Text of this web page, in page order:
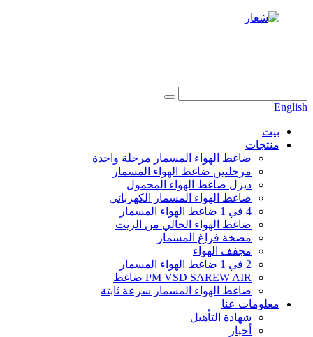
English
بيت
منتجات
ضاغط الهواء المسمار مرحلة واحدة
مرحلتين ضاغط الهواء المسمار
ديزل ضاغط الهواء المحمول
ضاغط الهواء المسمار الكهربائي
4 في 1 ضاغط الهواء المسمار
ضاغط الهواء الخالي من الزيت
مضخة فراغ المسمار
مجفف الهواء
2 في 1 ضاغط الهواء المسمار
PM VSD SAREW AIR ضاغط
ضاغط الهواء المسمار سرعة ثابتة
معلومات عنا
شهادة التأهيل
أخبار